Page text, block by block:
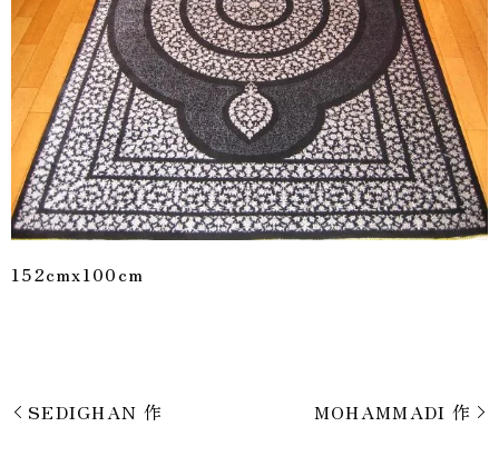
152cmx100cm
SEDIGHAN 作 MOHAMMADI 作